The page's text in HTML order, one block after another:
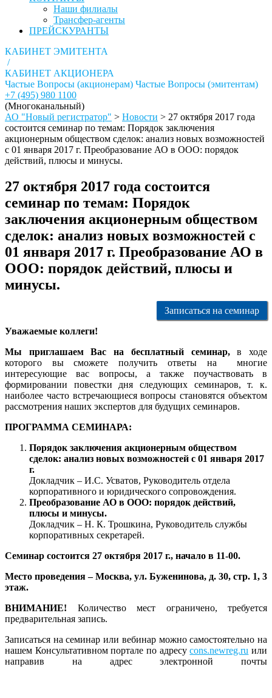
Наши филиалы
Трансфер-агенты
ПРЕЙСКУРАНТЫ
КАБИНЕТ ЭМИТЕНТА
/
КАБИНЕТ АКЦИОНЕРА
Частые Вопросы (акционерам) Частые Вопросы (эмитентам)
+7 (495) 980 1100
(Многоканальный)
АО "Новый регистратор" > Новости > 27 октября 2017 года
состоится семинар по темам: Порядок заключения
акционерным обществом сделок: анализ новых возможностей
с 01 января 2017 г. Преобразование АО в ООО: порядок
действий, плюсы и минусы.
27 октября 2017 года состоится
семинар по темам: Порядок
заключения акционерным обществом
сделок: анализ новых возможностей с
01 января 2017 г. Преобразование АО в
ООО: порядок действий, плюсы и
минусы.
Записаться на семинар
Уважаемые коллеги!
Мы приглашаем Вас на бесплатный семинар,в ходе
которого вы сможете получить ответы на многие
интересующие вас вопросы, а также поучаствовать в
формировании повестки дня следующих семинаров, т. к.
наиболее часто встречающиеся вопросы становятся объектом
рассмотрения наших экспертов для будущих семинаров.
ПРОГРАММА СЕМИНАРА:
Порядок заключения акционерным обществом
сделок: анализ новых возможностей с 01 января 2017
г.
Докладчик – И.С. Усватов, Руководитель отдела
корпоративного и юридического сопровождения.
Преобразование АО в ООО: порядок действий,
плюсы и минусы.
Докладчик – Н. К. Трошкина, Руководитель службы
корпоративных секретарей.
Семинар состоится 27 октября 2017 г., начало в 11-00.
Место проведения – Москва, ул. Буженинова, д. 30, стр. 1, 3
этаж.
ВНИМАНИЕ! Количество мест ограничено, требуется
предварительная запись.
Записаться на семинар или вебинар можно самостоятельно на
нашем Консультативном портале по адресуcons.newreg.ru или
направив на адрес электронной почты